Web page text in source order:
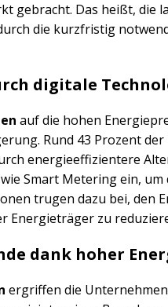
gebracht. Das heißt, die
die kurzfristig
digitale
auf die hohen
Rund 43 Prozent
energieeffizientere
Smart Metering ein,
trugen dazu bei, den
Energieträger zu
dank hoher
ergriffen die